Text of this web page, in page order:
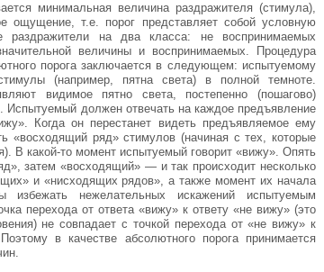
минимальная величина раз­дражителя (стимула),
ощущение, т.е. порог представляет собой условную
раздражители на два класса: не воспринимаемых
величины и воспринимаемых. Процедура
порога заключается в следую­щем: испытуемому
(например, пятна света) в полной темноте.
видимое пятно света, постепенно (пошагово)
Испытуемый должен отвечать на каждое предъявле­ние
Когда он перестанет видеть предъявляемое ему
«восходящий ряд» стимулов (начиная с тех, которые
В какой-то момент испытуемый говорит «вижу». Опять
затем «восходящий» — и так происходит несколько
и «нисходящих ря­дов», а также момент их начала
избе­жать нежелательных искажений испытуемым
перехода от ответа «вижу» к ответу «не вижу» (это
не совпадает с точкой пере­хода от «не вижу» к
в качестве абсолютного порога принимается